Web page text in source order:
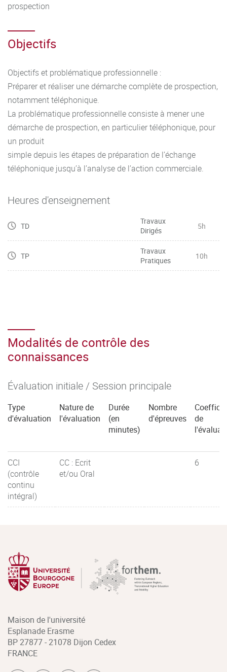
prospection
Objectifs
Objectifs et problématique professionnelle :
Préparer et réaliser une démarche complète de prospection,
notamment téléphonique.
La problématique professionnelle consiste à mener une
démarche de prospection, en particulier téléphonique, pour
un produit
simple depuis les étapes de préparation de l’échange
téléphonique jusqu’à l’analyse de l’action commerciale.
Heures d'enseignement
TD
Travaux
Dirigés
5h
TP
Travaux
Pratiques
10h
Modalités de contrôle des
connaissances
Évaluation initiale / Session principale
Type
d'évaluation
Nature de
l'évaluation
Durée
(en
minutes)
Nombre
d'épreuves
de
CCI
(contrôle
continu
intégral)
CC : Ecrit
et/ou Oral
6
Maison de l'université
Esplanade Erasme
BP 27877 - 21078 Dijon Cedex
FRANCE